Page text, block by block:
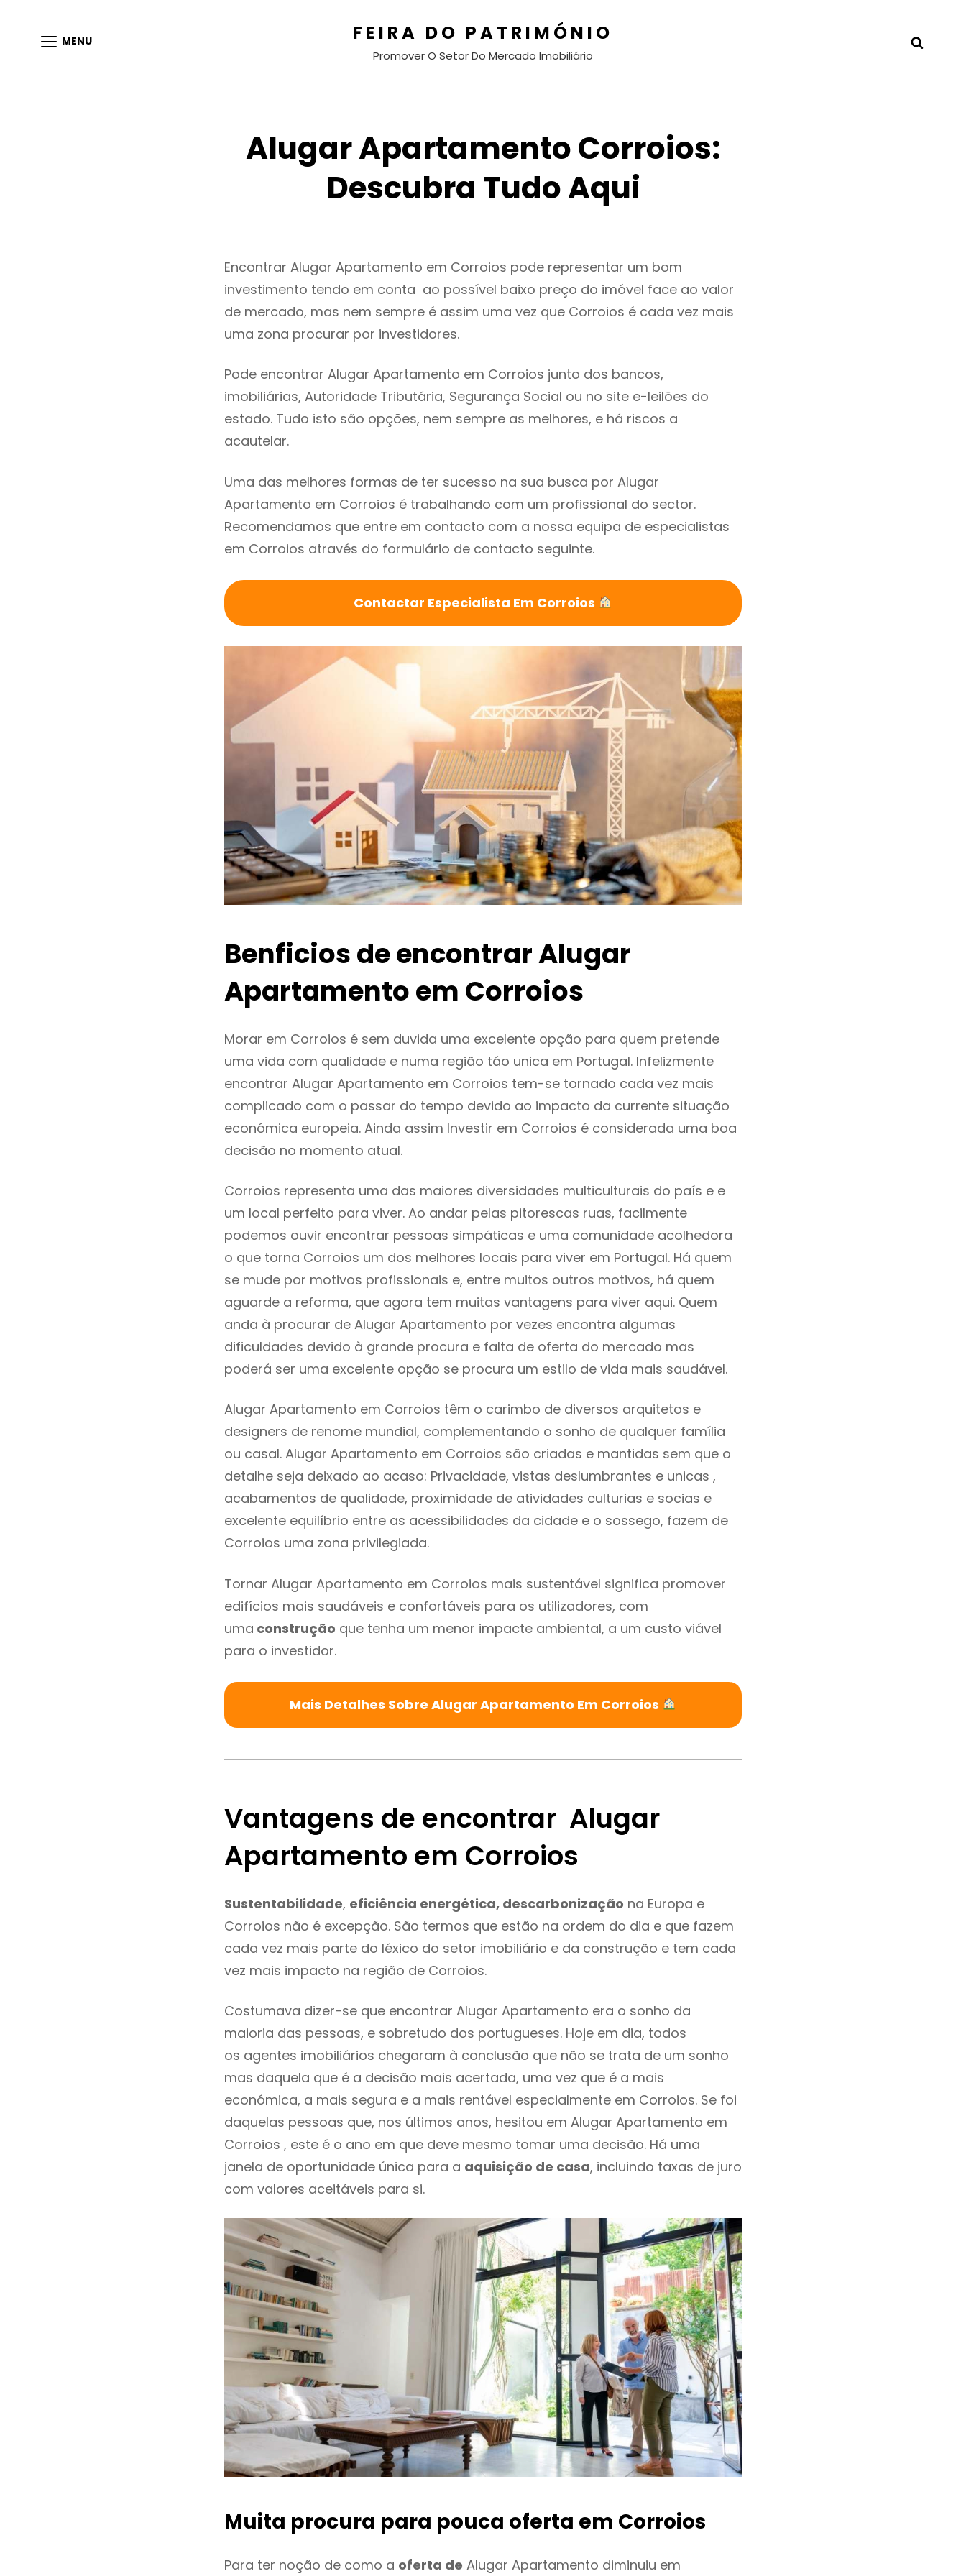
MENU FEIRA DO PATRIMÓNIO
Promover O Setor Do Mercado Imobiliário
Alugar Apartamento Corroios:
Descubra Tudo Aqui
Encontrar Alugar Apartamento em Corroios pode representar um bom
investimento tendo em conta ao possível baixo preço do imóvel face ao valor
de mercado, mas nem sempre é assim uma vez que Corroios é cada vez mais
uma zona procurar por investidores.
Pode encontrar Alugar Apartamento em Corroios junto dos bancos,
imobiliárias, Autoridade Tributária, Segurança Social ou no site e-leilões do
estado. Tudo isto são opções, nem sempre as melhores, e há riscos a
acautelar.
Uma das melhores formas de ter sucesso na sua busca por Alugar
Apartamento em Corroios é trabalhando com um profissional do sector.
Recomendamos que entre em contacto com a nossa equipa de especialistas
em Corroios através do formulário de contacto seguinte.
Contactar Especialista Em Corroios
Benficios de encontrar Alugar
Apartamento em Corroios
Morar em Corroios é sem duvida uma excelente opção para quem pretende
uma vida com qualidade e numa região táo unica em Portugal. Infelizmente
encontrar Alugar Apartamento em Corroios tem-se tornado cada vez mais
complicado com o passar do tempo devido ao impacto da currente situação
económica europeia. Ainda assim Investir em Corroios é considerada uma boa
decisão no momento atual.
Corroios representa uma das maiores diversidades multiculturais do país e e
um local perfeito para viver. Ao andar pelas pitorescas ruas, facilmente
podemos ouvir encontrar pessoas simpáticas e uma comunidade acolhedora
o que torna Corroios um dos melhores locais para viver em Portugal. Há quem
se mude por motivos profissionais e, entre muitos outros motivos, há quem
aguarde a reforma, que agora tem muitas vantagens para viver aqui. Quem
anda à procurar de Alugar Apartamento por vezes encontra algumas
dificuldades devido à grande procura e falta de oferta do mercado mas
poderá ser uma excelente opção se procura um estilo de vida mais saudável.
Alugar Apartamento em Corroios têm o carimbo de diversos arquitetos e
designers de renome mundial, complementando o sonho de qualquer família
ou casal. Alugar Apartamento em Corroios são criadas e mantidas sem que o
detalhe seja deixado ao acaso: Privacidade, vistas deslumbrantes e unicas ,
acabamentos de qualidade, proximidade de atividades culturias e socias e
excelente equilíbrio entre as acessibilidades da cidade e o sossego, fazem de
Corroios uma zona privilegiada.
Tornar Alugar Apartamento em Corroios mais sustentável significa promover
edifícios mais saudáveis e confortáveis para os utilizadores, com
uma construção que tenha um menor impacte ambiental, a um custo viável
para o investidor.
Mais Detalhes Sobre Alugar Apartamento Em Corroios
Vantagens de encontrar Alugar
Apartamento em Corroios
Sustentabilidade, eficiência energética, descarbonização na Europa e
Corroios não é excepção. São termos que estão na ordem do dia e que fazem
cada vez mais parte do léxico do setor imobiliário e da construção e tem cada
vez mais impacto na região de Corroios.
Costumava dizer-se que encontrar Alugar Apartamento era o sonho da
maioria das pessoas, e sobretudo dos portugueses. Hoje em dia, todos
os agentes imobiliários chegaram à conclusão que não se trata de um sonho
mas daquela que é a decisão mais acertada, uma vez que é a mais
económica, a mais segura e a mais rentável especialmente em Corroios. Se foi
daquelas pessoas que, nos últimos anos, hesitou em Alugar Apartamento em
Corroios , este é o ano em que deve mesmo tomar uma decisão. Há uma
janela de oportunidade única para a aquisição de casa, incluindo taxas de juro
com valores aceitáveis para si.
Muita procura para pouca oferta em Corroios
Para ter noção de como a oferta de Alugar Apartamento diminuiu em